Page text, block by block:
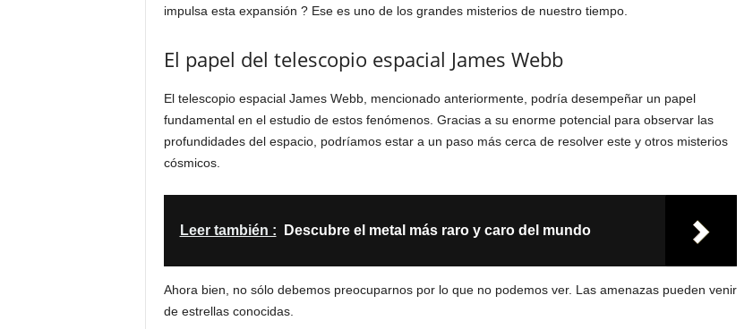
impulsa esta expansión ? Ese es uno de los grandes misterios de nuestro tiempo.
El papel del telescopio espacial James Webb
El telescopio espacial James Webb, mencionado anteriormente, podría desempeñar un papel
fundamental en el estudio de estos fenómenos. Gracias a su enorme potencial para observar las
profundidades del espacio, podríamos estar a un paso más cerca de resolver este y otros misterios
cósmicos.
Leer también : Descubre el metal más raro y caro del mundo
Ahora bien, no sólo debemos preocuparnos por lo que no podemos ver. Las amenazas pueden venir
de estrellas conocidas.